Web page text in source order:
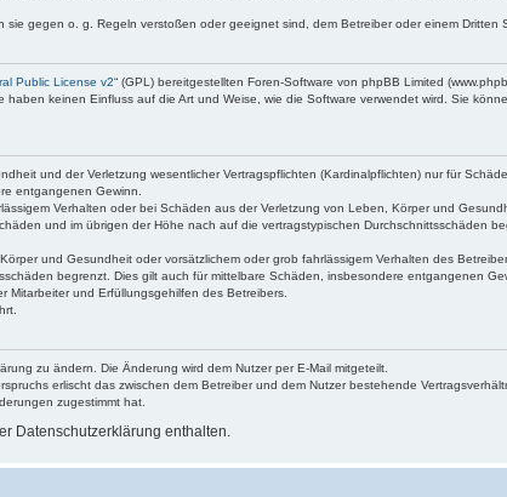
gegen o. g. Regeln verstoßen oder geeignet sind, dem Betreiber oder einem Dritten
Public License v2“ (GPL) bereitgestellten Foren-Software von phpBB Limited
keinen Einfluss auf die Art und Weise, wie die Software verwendet wird. Sie
und der Verletzung wesentlicher Vertragspflichten (Kardinalpflichten) nur für
entgangenen Gewinn.
Verhalten oder bei Schäden aus der Verletzung von Leben, Körper und
und im übrigen der Höhe nach auf die vertragstypischen Durchschnittsschäden
und Gesundheit oder vorsätzlichem oder grob fahrlässigem Verhalten des
begrenzt. Dies gilt auch für mittelbare Schäden, insbesondere entgangenen
und Erfüllungsgehilfen des Betreibers.
zu ändern. Die Änderung wird dem Nutzer per E-Mail mitgeteilt.
erlischt das zwischen dem Betreiber und dem Nutzer bestehende
zugestimmt hat.
Datenschutzerklärung enthalten.